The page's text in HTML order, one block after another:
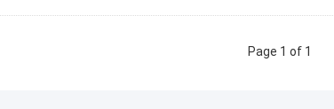
Page 1 of 1